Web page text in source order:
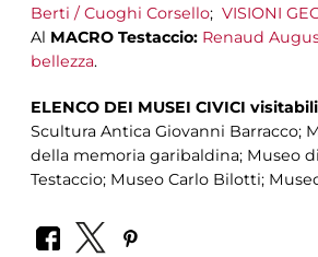
Berti / Cuoghi Corsello; VISIONI
Al MACRO Testaccio: Renaud
bellezza.
ELENCO DEI MUSEI CIVICI visitabili
Scultura Antica Giovanni Barracco;
della memoria garibaldina; Museo di
Testaccio; Museo Carlo Bilotti;